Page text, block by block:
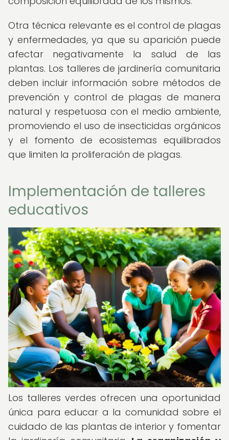
Otra técnica relevante es el control de plagas
y enfermedades, ya que su aparición puede
afectar negativamente la salud de las
plantas. Los talleres de jardinería comunitaria
deben incluir información sobre métodos de
prevención y control de plagas de manera
natural y respetuosa con el medio ambiente,
promoviendo el uso de insecticidas orgánicos
y el fomento de ecosistemas equilibrados
que limiten la proliferación de plagas.
Implementación de talleres
educativos
Los talleres verdes ofrecen una oportunidad
única para educar a la comunidad sobre el
cuidado de las plantas de interior y fomentar